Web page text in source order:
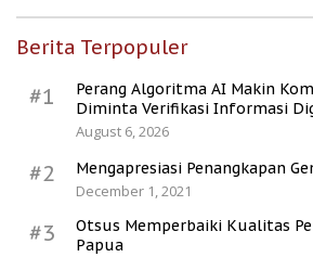
Berita Terpopuler
#1
Perang Algoritma AI Makin
Diminta Verifikasi Informasi
August 6, 2026
#2
Mengapresiasi Penangkapan
December 1, 2021
#3
Otsus Memperbaiki Kualitas
Papua